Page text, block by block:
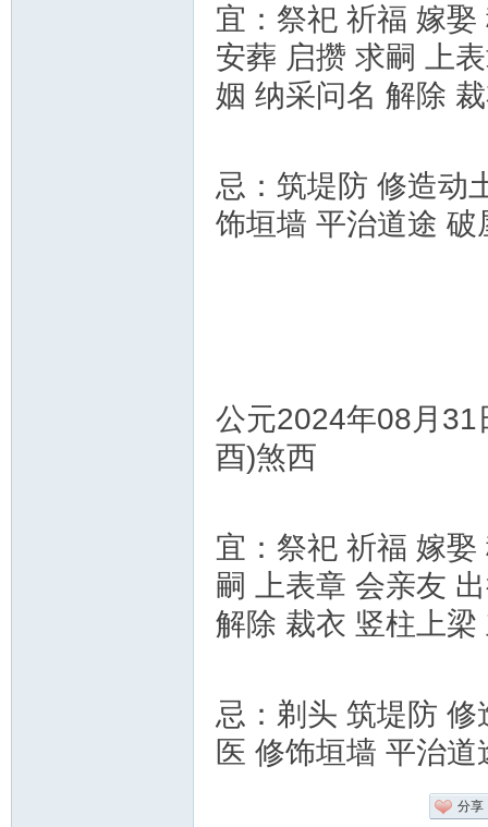
宜：祭祀 祈福 嫁
安葬 启攒 求嗣 上
姻 纳采问名 解除
忌：筑堤防 修造动
饰垣墙 平治道途 破
公元2024年08月31
酉)煞西
宜：祭祀 祈福 嫁
嗣 上表章 会亲友
解除 裁衣 竖柱上梁
忌：剃头 筑堤防
医 修饰垣墙 平治
分享